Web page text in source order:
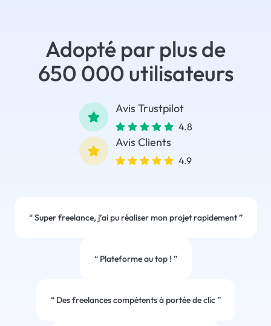
Adopté par plus de
650 000 utilisateurs
Avis Trustpilot
4.8
Avis Clients
4.9
“Super freelance, j’ai pu réaliser mon projet rapidement”
“Plateforme au top ! ”
“Des freelances compétents à portée de clic”